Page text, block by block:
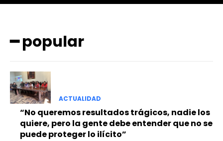
━ Planes
━ popular
ACTUALIDAD
“No queremos resultados trágicos, nadie los
quiere, pero la gente debe entender que no se
puede proteger lo ilícito”